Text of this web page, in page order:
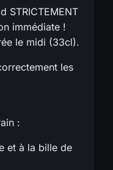
STRICTEMENT
immédiate !
le midi (33cl).
les
:
et à la bille de